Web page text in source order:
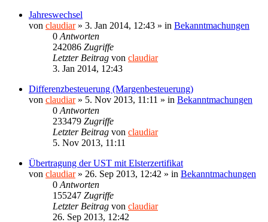
Jahreswechsel
von claudiar» 3. Jan 2014, 12:43 » in Bekanntmachungen
0 Antworten
242086 Zugriffe
Letzter Beitrag von claudiar
3. Jan 2014, 12:43
Differenzbesteuerung (Margenbesteuerung)
von claudiar» 5. Nov 2013, 11:11 » in Bekanntmachungen
0 Antworten
233479 Zugriffe
Letzter Beitrag von claudiar
5. Nov 2013, 11:11
Übertragung der UST mit Elsterzertifikat
von claudiar» 26. Sep 2013, 12:42 » in Bekanntmachungen
0 Antworten
155247 Zugriffe
Letzter Beitrag von claudiar
26. Sep 2013, 12:42